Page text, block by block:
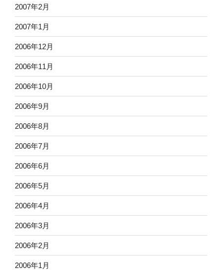
2007年2月
2007年1月
2006年12月
2006年11月
2006年10月
2006年9月
2006年8月
2006年7月
2006年6月
2006年5月
2006年4月
2006年3月
2006年2月
2006年1月